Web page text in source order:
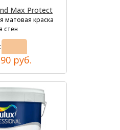
Max Protect
матовая краска
стен
руб.